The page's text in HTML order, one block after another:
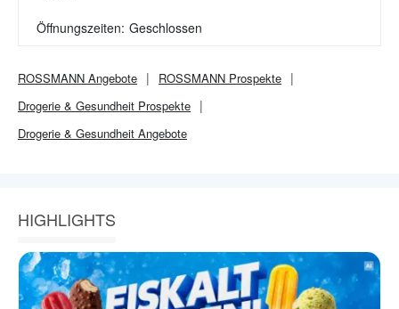
Öffnungszeiten: Geschlossen
ROSSMANN Angebote ROSSMANN Prospekte
Drogerie & Gesundheit Prospekte
Drogerie & Gesundheit Angebote
HIGHLIGHTS